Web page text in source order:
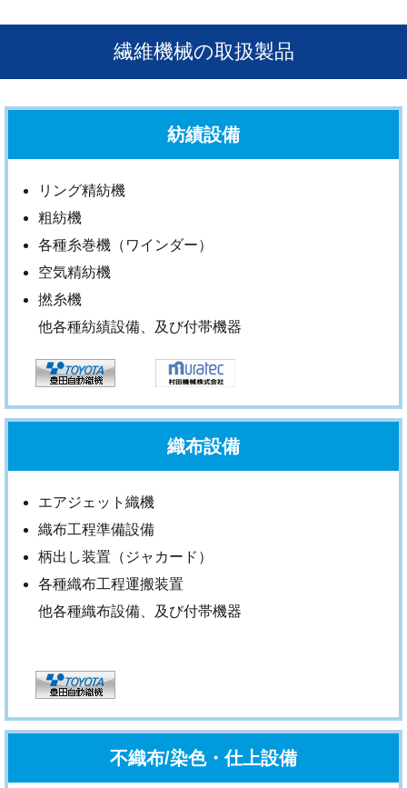
繊維機械の取扱製品
紡績設備
リング精紡機
粗紡機
各種糸巻機（ワインダー）
空気精紡機
撚糸機
他各種紡績設備、及び付帯機器
織布設備
エアジェット織機
織布工程準備設備
柄出し装置（ジャカード）
各種織布工程運搬装置
他各種織布設備、及び付帯機器
不織布/染色・仕上設備